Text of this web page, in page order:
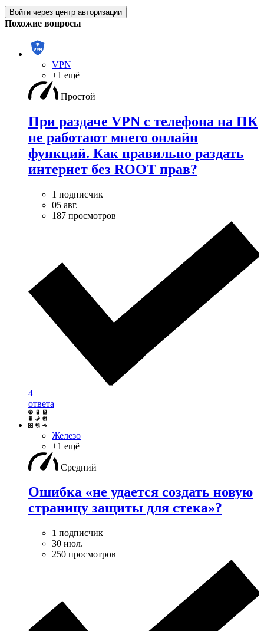
Войти через центр авторизации
Похожие вопросы
VPN
+1 ещё
Простой
При раздаче VPN с телефона на ПК
не работают мнего онлайн
функций. Как правильно раздать
интернет без ROOT прав?
1 подписчик
05 авг.
187 просмотров
4
ответа
Железо
+1 ещё
Средний
Ошибка «не удается создать новую
страницу защиты для стека»?
1 подписчик
30 июл.
250 просмотров